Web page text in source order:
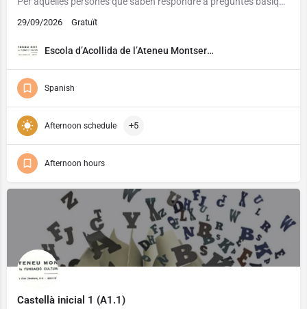
29/09/2026 Gratuït
Escola d’Acollida de l’Ateneu Montserrat
Spanish
Afternoon schedule +5
Afternoon hours
Castellà inicial 1 (A1.1)